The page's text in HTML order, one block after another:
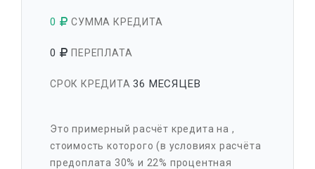
0 СУММА КРЕДИТА
0 ПЕРЕПЛАТА
СРОК КРЕДИТА36 МЕСЯЦЕВ
Это примерный расчёт кредита на ,
стоимость которого(в условиях расчёта
предоплата 30% и 22% процентная